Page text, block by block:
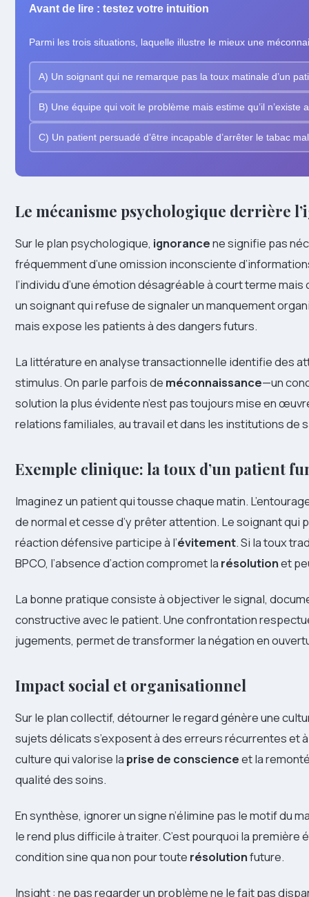
Avant de lire : testez votre intuition
Parmi les trois situations, laquelle illustre le mieux une
A) Un soignant qui ne remarque pas la toux matinale d’un
B) Une équipe qui voit le problème mais estime qu’il n’existe
C) Un patient persuadé d’être incapable d’arrêter le tabac
Le mécanisme psychologique derrière
Sur le plan psychologique, ignorancene signifie pas
fréquemment d’une omission inconsciente
l’individu d’une émotion désagréable à court terme
un soignant qui refuse de signaler un manquement
mais expose les patients à des dangers futurs.
La littérature en analyse transactionnelle identifie des
stimulus. On parle parfois de méconnaissance—un
solution la plus évidente n’est pas toujours mise en
relations familiales, au travail et dans les institutions de
Exemple clinique: la toux d’un patient
Imaginez un patient qui tousse chaque matin.
de normal et cesse d’y prêter attention. Le soignant
réaction défensive participe à l’évitement. Si la toux
BPCO, l’absence d’action compromet la résolutionet
La bonne pratique consiste à objectiver le signal,
constructive avec le patient. Une confrontation
jugements, permet de transformer la négation en
Impact social et organisationnel
Sur le plan collectif, détourner le regard génère une
sujets délicats s’exposent à des erreurs récurrentes et
culture qui valorise la prise de conscienceet la
qualité des soins.
En synthèse, ignorer un signe n’élimine pas le motif du
le rend plus difficile à traiter. C’est pourquoi la
condition sine qua non pour toute résolutionfuture.
Insight : ne pas regarder un problème ne le fait pas